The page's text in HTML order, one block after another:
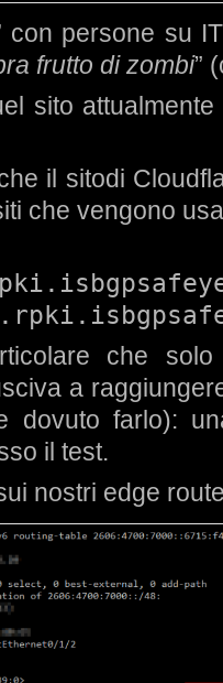
con persone su
frutto di zombi”
sito
il sitodi
che vengono
che
a
dovuto farlo):
il test.
nostri edge